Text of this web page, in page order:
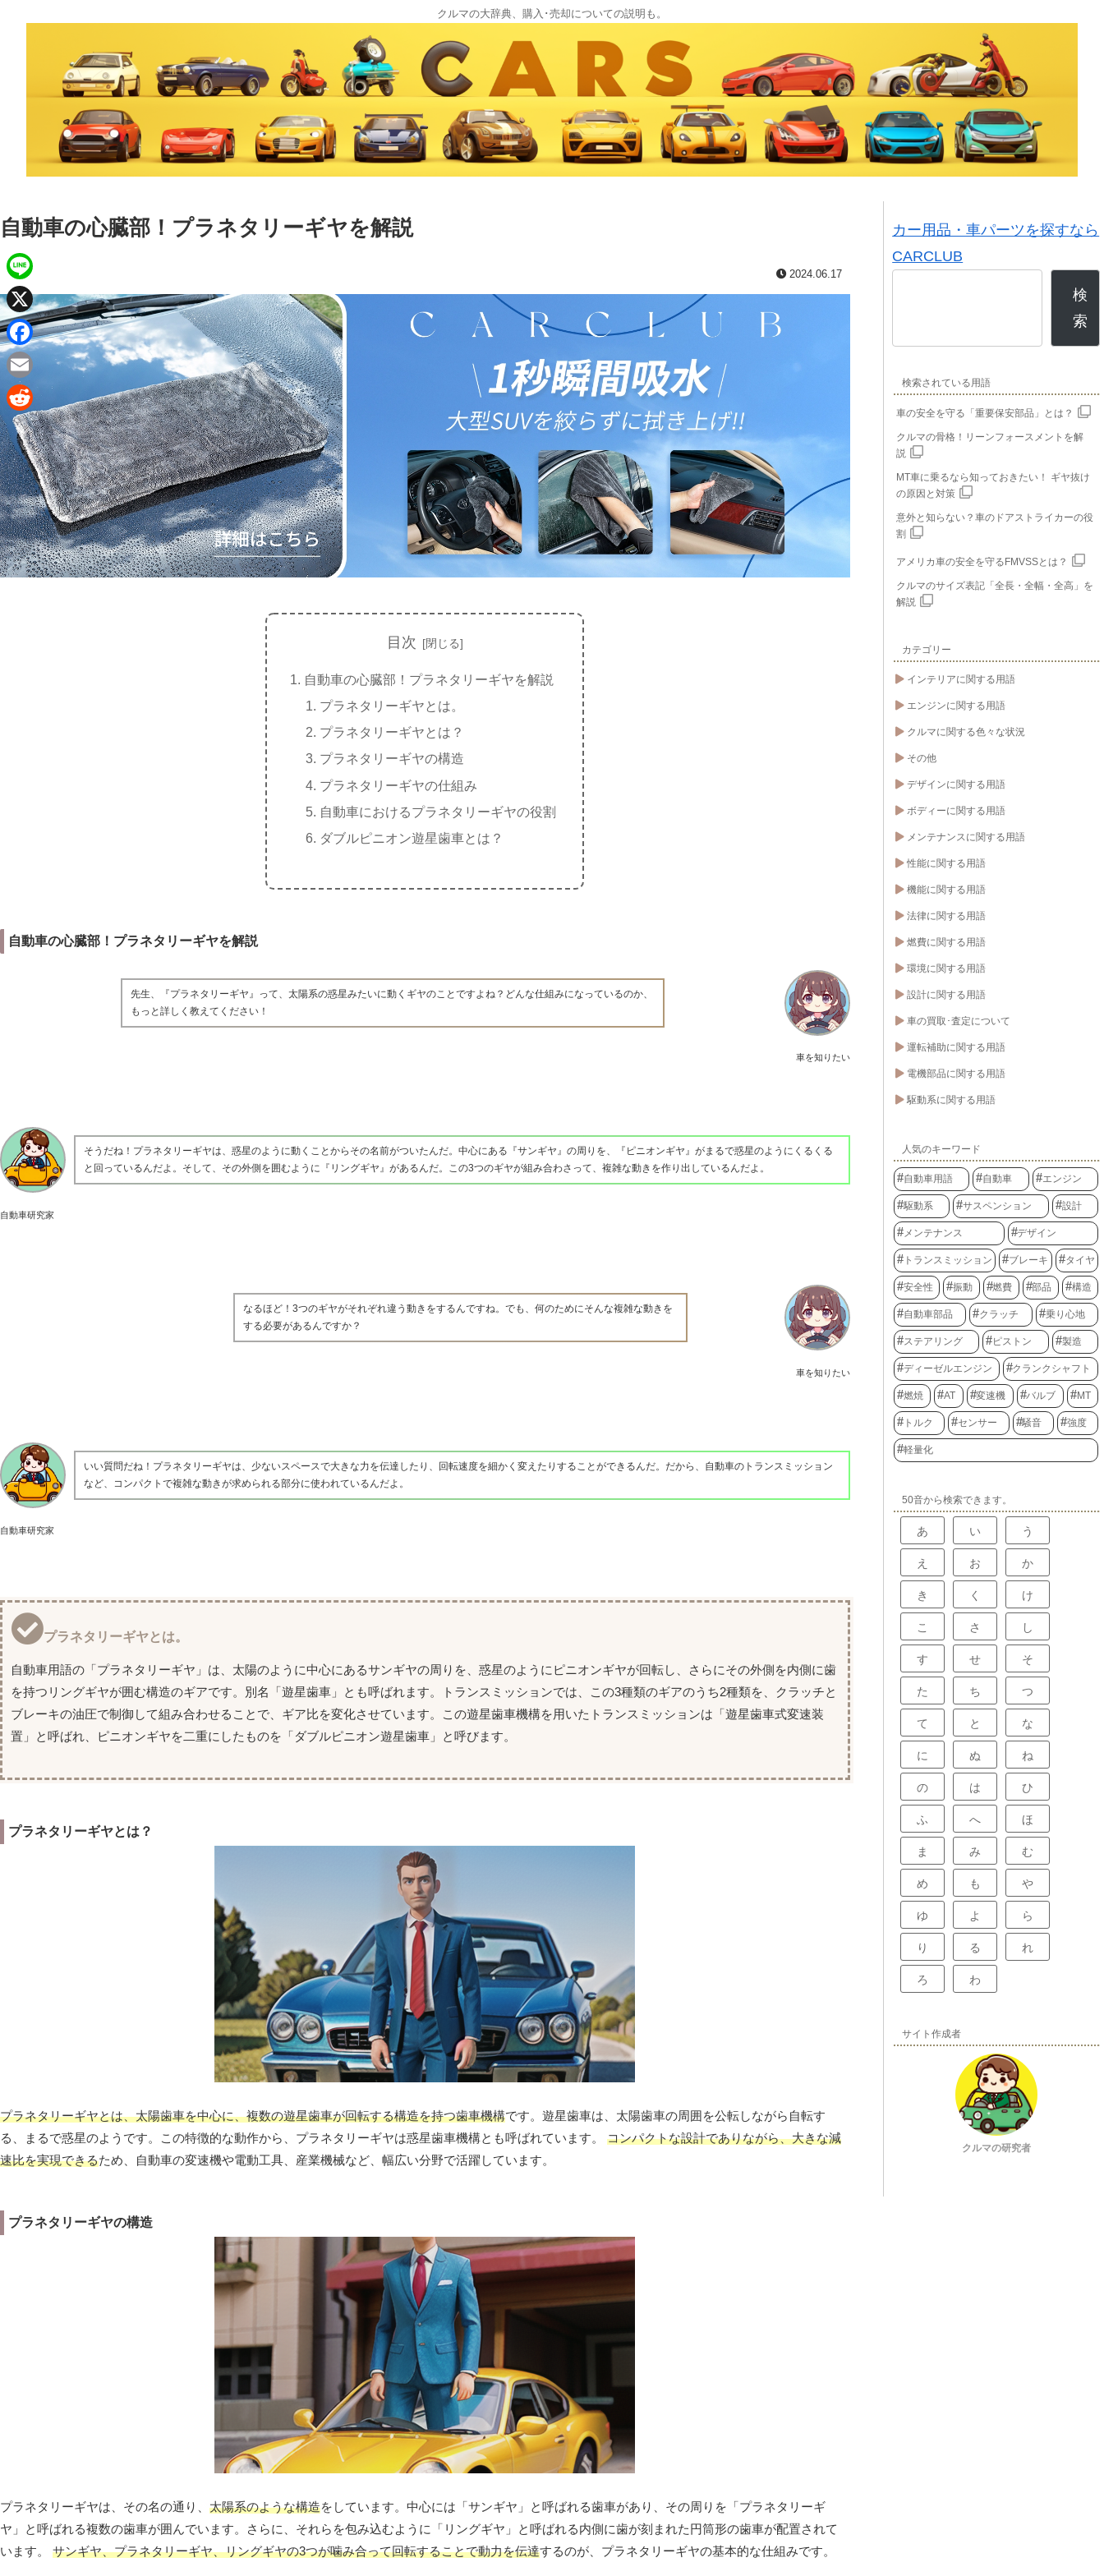
クルマの大辞典、購入･売却についての説明も。
自動車の心臓部！プラネタリーギヤを解説
2024.06.17
目次
自動車の心臓部！プラネタリーギヤを解説
プラネタリーギヤとは。
プラネタリーギヤとは？
プラネタリーギヤの構造
プラネタリーギヤの仕組み
自動車におけるプラネタリーギヤの役割
ダブルピニオン遊星歯車とは？
自動車の心臓部！プラネタリーギヤを解説
車を知りたい
先生、『プラネタリーギヤ』って、太陽系の惑星みたいに動くギヤのことですよね？どんな仕組みになっているのか、
もっと詳しく教えてください！
自動車研究家
そうだね！プラネタリーギヤは、惑星のように動くことからその名前がついたんだ。中心にある『サンギヤ』の周りを、『ピニオンギヤ』がまるで惑星のようにくるくる
と回っているんだよ。そして、その外側を囲むように『リングギヤ』があるんだ。この3つのギヤが組み合わさって、複雑な動きを作り出しているんだよ。
車を知りたい
なるほど！3つのギヤがそれぞれ違う動きをするんですね。でも、何のためにそんな複雑な動きを
する必要があるんですか？
自動車研究家
いい質問だね！プラネタリーギヤは、少ないスペースで大きな力を伝達したり、回転速度を細かく変えたりすることができるんだ。だから、自動車のトランスミッション
など、コンパクトで複雑な動きが求められる部分に使われているんだよ。
プラネタリーギヤとは。
自動車用語の「プラネタリーギヤ」は、太陽のように中心にあるサンギヤの周りを、惑星のようにピニオンギヤが回転し、さらにその外側を内側に歯
を持つリングギヤが囲む構造のギアです。別名「遊星歯車」とも呼ばれます。トランスミッションでは、この3種類のギアのうち2種類を、クラッチと
ブレーキの油圧で制御して組み合わせることで、ギア比を変化させています。この遊星歯車機構を用いたトランスミッションは「遊星歯車式変速装
置」と呼ばれ、ピニオンギヤを二重にしたものを「ダブルピニオン遊星歯車」と呼びます。
プラネタリーギヤとは？
プラネタリーギヤとは、太陽歯車を中心に、複数の遊星歯車が回転する構造を持つ歯車機構です。遊星歯車は、太陽歯車の周囲を公転しながら自転す
る、まるで惑星のようです。この特徴的な動作から、プラネタリーギヤは惑星歯車機構とも呼ばれています。 コンパクトな設計でありながら、大きな減
速比を実現できるため、自動車の変速機や電動工具、産業機械など、幅広い分野で活躍しています。
プラネタリーギヤの構造
プラネタリーギヤは、その名の通り、 太陽系のような構造をしています。中心には「サンギヤ」と呼ばれる歯車があり、その周りを「プラネタリーギ
ヤ」と呼ばれる複数の歯車が囲んでいます。さらに、それらを包み込むように「リングギヤ」と呼ばれる内側に歯が刻まれた円筒形の歯車が配置されて
います。 サンギヤ、プラネタリーギヤ、リングギヤの3つが噛み合って回転することで動力を伝達するのが、プラネタリーギヤの基本的な仕組みです。
カー用品・車パーツを探すなら
CARCLUB
検
索
検索されている用語
車の安全を守る「重要保安部品」とは？
クルマの骨格！リーンフォースメントを解
説
MT車に乗るなら知っておきたい！ ギヤ抜け
の原因と対策
意外と知らない？車のドアストライカーの役
割
アメリカ車の安全を守るFMVSSとは？
クルマのサイズ表記「全長・全幅・全高」を
解説
カテゴリー
インテリアに関する用語
エンジンに関する用語
クルマに関する色々な状況
その他
デザインに関する用語
ボディーに関する用語
メンテナンスに関する用語
性能に関する用語
機能に関する用語
法律に関する用語
燃費に関する用語
環境に関する用語
設計に関する用語
車の買取･査定について
運転補助に関する用語
電機部品に関する用語
駆動系に関する用語
人気のキーワード
自動車用語 自動車 エンジン
駆動系 サスペンション 設計
メンテナンス デザイン
トランスミッション ブレーキ タイヤ
安全性 振動 燃費 部品 構造
自動車部品 クラッチ 乗り心地
ステアリング ピストン 製造
ディーゼルエンジン クランクシャフト
燃焼 AT 変速機 バルブ MT
トルク センサー 騒音 強度
軽量化
50音から検索できます。
あ い う
え お か
き く け
こ さ し
す せ そ
た ち つ
て と な
に ぬ ね
の は ひ
ふ へ ほ
ま み む
め も や
ゆ よ ら
り る れ
ろ わ
サイト作成者
クルマの研究者
L
i
n
e
X
F
a
c
e
b
o
o
k
E
m
a
i
l
R
e
d
d
i
t